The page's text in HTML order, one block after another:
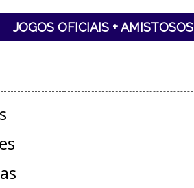
JOGOS OFICIAIS + AMISTOSOS